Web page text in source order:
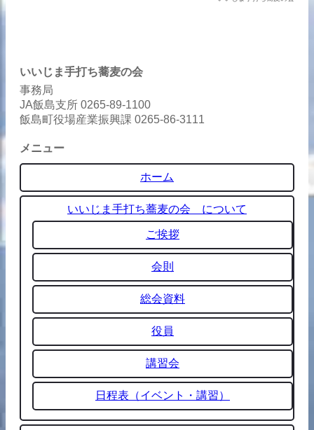
いいじま手打ち蕎麦の会
事務局
JA飯島支所 0265-89-1100
飯島町役場産業振興課 0265-86-3111
メニュー
ホーム
いいじま手打ち蕎麦の会 について
ご挨拶
会則
総会資料
役員
講習会
日程表（イベント・講習）